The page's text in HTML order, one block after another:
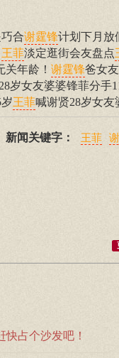
合谢霆锋计划下月放
王菲淡定逛街会友盘点
年龄！ 谢霆锋爸女
岁女友婆婆锋菲分手
王菲喊谢贤28岁女友
新闻关键字： 王菲
占个沙发吧！